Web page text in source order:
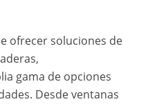
ofrecer soluciones de
gama de opciones
Desde ventanas